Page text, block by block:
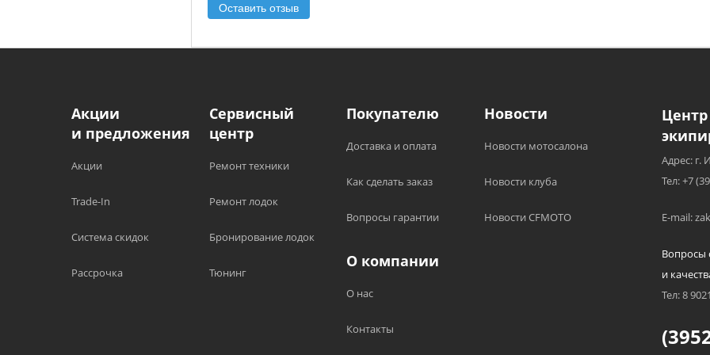
Оставить отзыв
Акции
и предложения
Акции
Trade-In
Система скидок
Рассрочка
Сервисный
центр
Ремонт техники
Ремонт лодок
Бронирование лодок
Тюнинг
Покупателю
Доставка и оплата
Как сделать заказ
Вопросы гарантии
Новости
Новости мотосалона
Новости клуба
Новости CFMOTO
О компании
О нас
Контакты
Адрес: г.
Тел: +7
E-mail:
Вопросы
и
Тел: 8